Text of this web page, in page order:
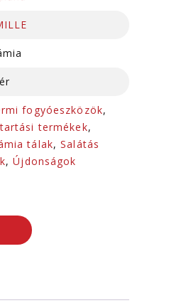
fogyóeszközök,
termékek,
tálak,Salátás
,Újdonságok